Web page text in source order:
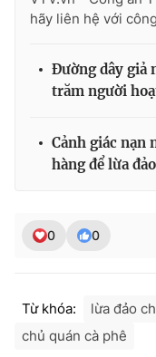
hãy liên hệ với
Đường dây giả
trăm người
Cảnh giác nạn
hàng để lừa đảo
0 0
Từ khóa: lừa đảo
chủ quán cà phê